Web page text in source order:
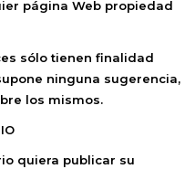
página Web propiedad
sólo tienen finalidad
ninguna sugerencia,
los mismos.
quiera publicar su